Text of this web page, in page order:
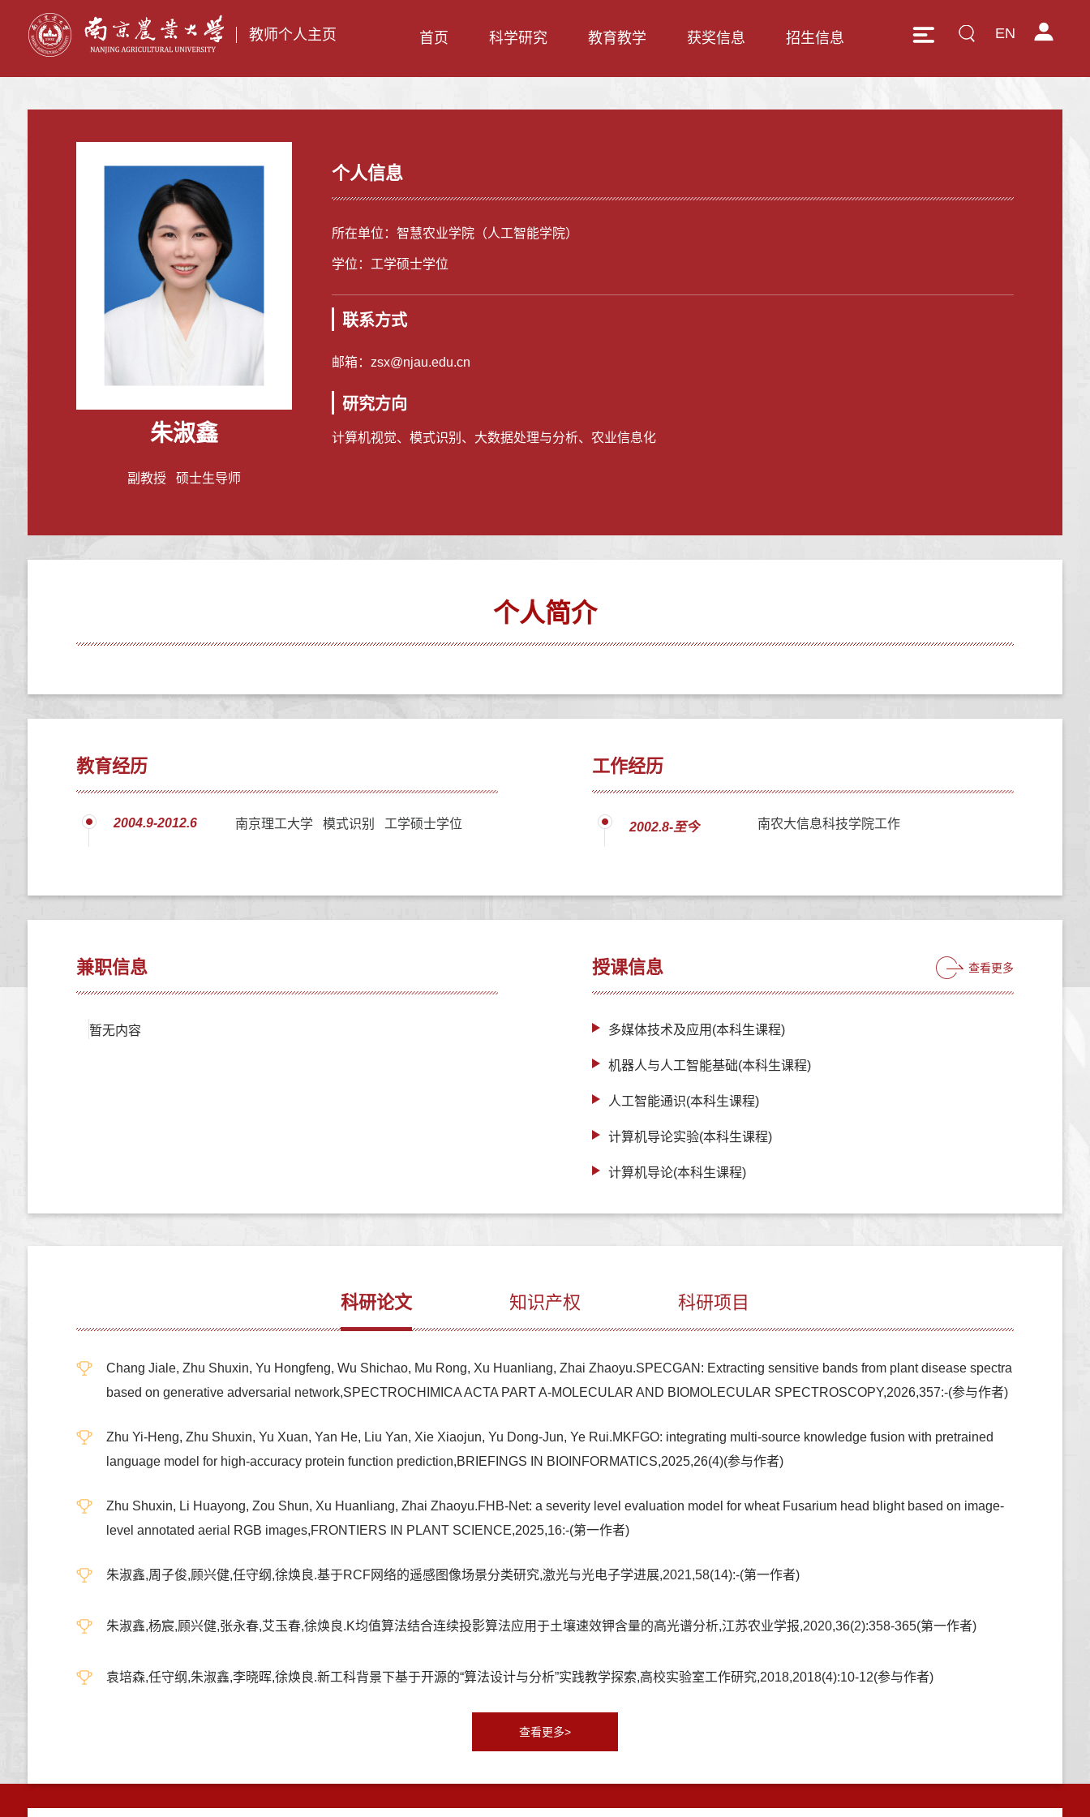
教师个人主页 EN
首页 科学研究 教育教学 获奖信息 招生信息
朱淑鑫
副教授 硕士生导师
个人信息
所在单位：智慧农业学院（人工智能学院）
学位：工学硕士学位
联系方式
邮箱： zsx@njau.edu.cn
研究方向
计算机视觉、模式识别、大数据处理与分析、农业信息化
个人简介
教育经历
2004.9-2012.6 南京理工大学 模式识别 工学硕士学位
工作经历
2002.8-至今 南农大信息科技学院工作
兼职信息
暂无内容
授课信息 查看更多
多媒体技术及应用(本科生课程)
机器人与人工智能基础(本科生课程)
人工智能通识(本科生课程)
计算机导论实验(本科生课程)
计算机导论(本科生课程)
科研论文 知识产权 科研项目
Chang Jiale, Zhu Shuxin, Yu Hongfeng, Wu Shichao, Mu Rong, Xu Huanliang, Zhai Zhaoyu.SPECGAN: Extracting sensitive bands from plant disease spectra
based on generative adversarial network,SPECTROCHIMICA ACTA PART A-MOLECULAR AND BIOMOLECULAR SPECTROSCOPY,2026,357:-(参与作者)
Zhu Yi-Heng, Zhu Shuxin, Yu Xuan, Yan He, Liu Yan, Xie Xiaojun, Yu Dong-Jun, Ye Rui.MKFGO: integrating multi-source knowledge fusion with pretrained
language model for high-accuracy protein function prediction,BRIEFINGS IN BIOINFORMATICS,2025,26(4)(参与作者)
Zhu Shuxin, Li Huayong, Zou Shun, Xu Huanliang, Zhai Zhaoyu.FHB-Net: a severity level evaluation model for wheat Fusarium head blight based on image-
level annotated aerial RGB images,FRONTIERS IN PLANT SCIENCE,2025,16:-(第一作者)
朱淑鑫,周子俊,顾兴健,任守纲,徐焕良.基于RCF网络的遥感图像场景分类研究,激光与光电子学进展,2021,58(14):-(第一作者)
朱淑鑫,杨宸,顾兴健,张永春,艾玉春,徐焕良.K均值算法结合连续投影算法应用于土壤速效钾含量的高光谱分析,江苏农业学报,2020,36(2):358-365(第一作者)
袁培森,任守纲,朱淑鑫,李晓晖,徐焕良.新工科背景下基于开源的“算法设计与分析”实践教学探索,高校实验室工作研究,2018,2018(4):10-12(参与作者)
查看更多>